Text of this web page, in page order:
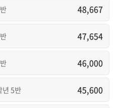
48,667
47,654
46,000
년 5반 45,600